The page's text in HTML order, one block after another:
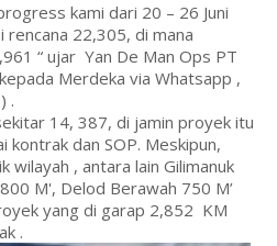
kami dari 20 – 26 Juni
22,305, di mana
“ ujar Yan De Man Ops PT
Merdeka via Whatsapp ,
.
14, 387, di jamin proyek itu
dan SOP. Meskipun,
, antara lain Gilimanuk
M', Delod Berawah 750 M’
yang di garap 2,852 KM
.